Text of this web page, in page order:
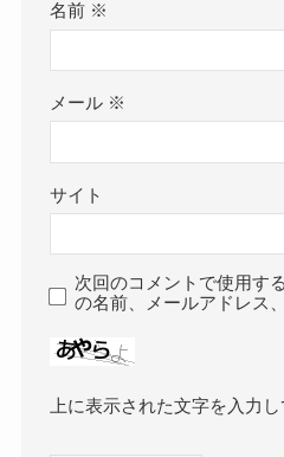
名前 ※
メール ※
サイト
次回のコメントで使用す
の名前、メールアドレス
上に表示された文字を入力し